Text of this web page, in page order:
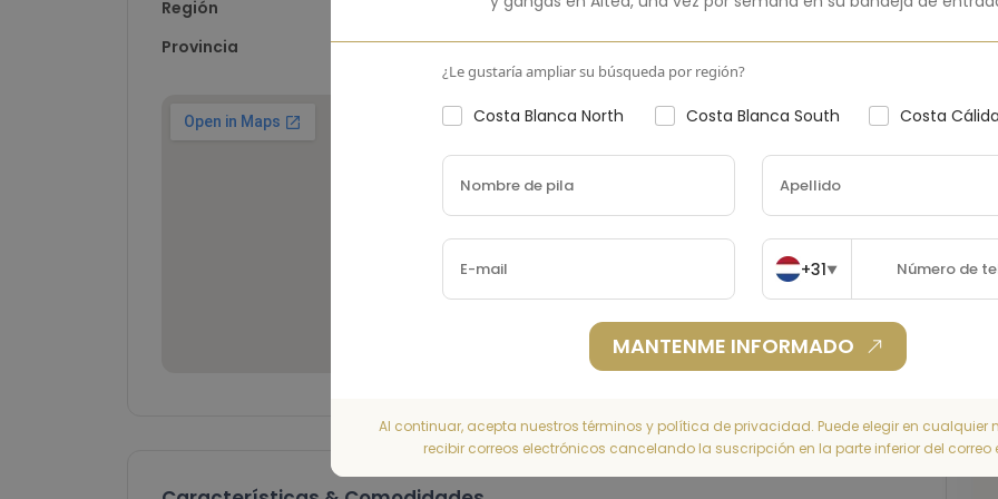
¿Le gustaría ampliar su búsqueda por región?
Costa Blanca North Costa Blanca South Costa Cálida
+31▼
MANTENME INFORMADO
Al continuar, acepta nuestros términos y política de privacidad. Puede elegir en cualquier
recibir correos electrónicos cancelando la suscripción en la parte inferior del correo
Región
Provincia
Alicante
País
Spain